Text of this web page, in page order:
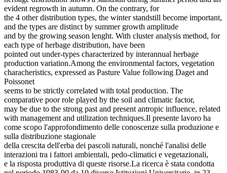
evident regrowth in autumn. On the contrary, for
the 4 other distribution types, the winter standstill become important,
and the types are distinct by summer growth amplitude
and by the growing season lenght. With cluster analysis method, for
each type of herbage distribution, have been
pointed out under-types characterized by interannual herbage
production variation.Among the environmental factors, vegetation
characheristics, expressed as Pasture Value following Daget and
Poissonet
seems to be strictly correlated with total production. The
comparative poor role played by the soil and climatic factor,
may be due to the strong past and present antropic influence, related
with management and utilization techniques.Il presente lavoro ha
come scopo l'approfondimento delle conoscenze sulla produzione e
sulla distribuzione stagionale
della crescita dell'erba dei pascoli naturali, nonché l'analisi delle
interazioni tra i fattori ambientali, pedo-climatici e vegetazionali,
e la risposta produttiva di queste risorse.La ricerca è stata condotta